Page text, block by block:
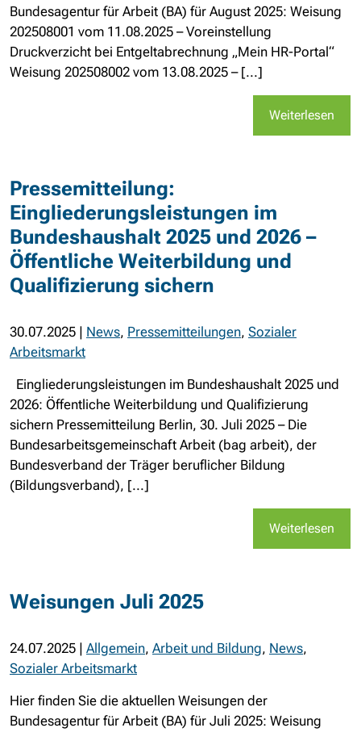
Bundesagentur für Arbeit (BA) für August 2025: Weisung
202508001 vom 11.08.2025 – Voreinstellung
Druckverzicht bei Entgeltabrechnung „Mein HR-Portal“
Weisung 202508002 vom 13.08.2025 – [...]
Weiterlesen
Pressemitteilung:
Eingliederungsleistungen im
Bundeshaushalt 2025 und 2026 –
Öffentliche Weiterbildung und
Qualifizierung sichern
30.07.2025 | News, Pressemitteilungen, Sozialer
Arbeitsmarkt
Eingliederungsleistungen im Bundeshaushalt 2025 und
2026: Öffentliche Weiterbildung und Qualifizierung
sichern Pressemitteilung Berlin, 30. Juli 2025 – Die
Bundesarbeitsgemeinschaft Arbeit (bag arbeit), der
Bundesverband der Träger beruflicher Bildung
(Bildungsverband), [...]
Weiterlesen
Weisungen Juli 2025
24.07.2025 | Allgemein, Arbeit und Bildung, News,
Sozialer Arbeitsmarkt
Hier finden Sie die aktuellen Weisungen der
Bundesagentur für Arbeit (BA) für Juli 2025: Weisung